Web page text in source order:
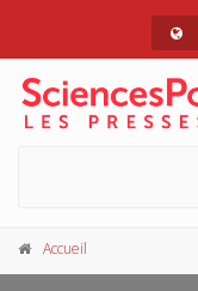
Accueil